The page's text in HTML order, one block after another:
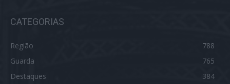
CATEGORIAS
Região
788
Guarda
765
Destaques
384